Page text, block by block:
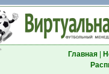
Главная|